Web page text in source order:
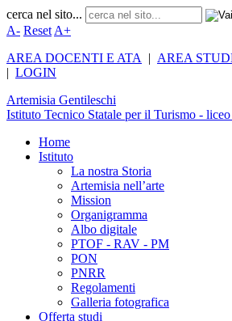
cerca nel sito...
A- Reset A+
AREA DOCENTI E ATA
| AREA
| LOGIN
Artemisia Gentileschi
Istituto Tecnico Statale per il Turismo -
Home
Istituto
La nostra Storia
Artemisia nell’arte
Mission
Organigramma
Albo digitale
PTOF - RAV - PM
PON
PNRR
Regolamenti
Galleria fotografica
Offerta studi